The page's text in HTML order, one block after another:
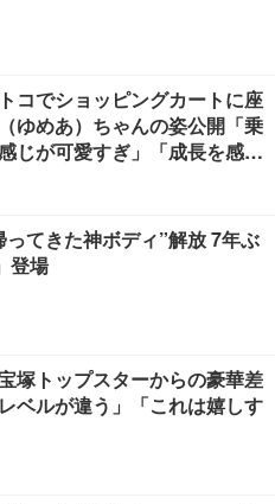
コでショッピングカートに座
ゆめあ）ちゃんの姿公開「乗
じが可愛すぎ」「成長を感じ
てきた神ボディ”解放 7年ぶ
登場
塚トップスターからの豪華差
ベルが違う」「これは嬉しす